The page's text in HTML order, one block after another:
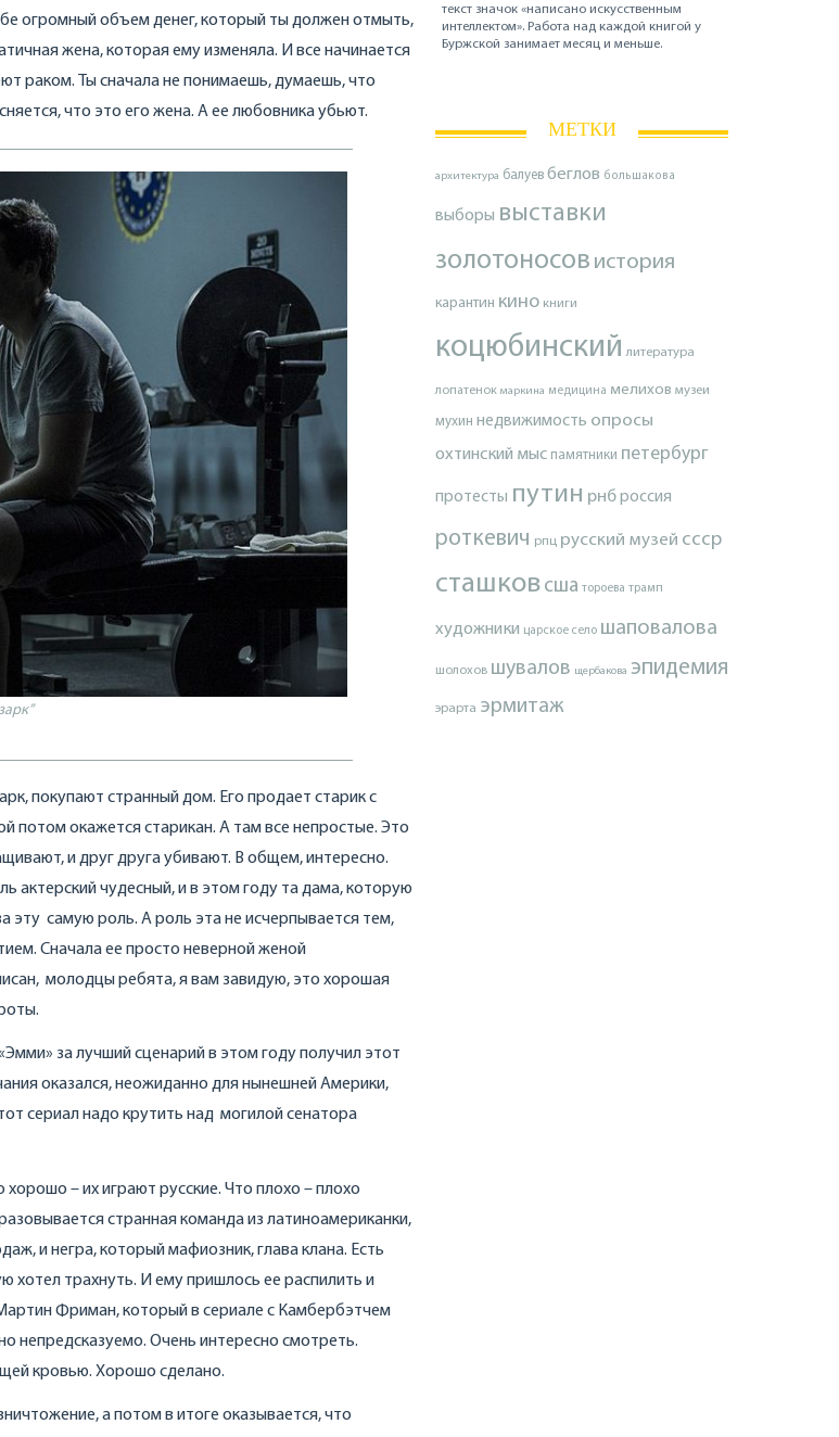
огромный объем денег, который ты должен отмыть,
жена, которая ему изменяла. И все начинается
раком. Ты сначала не понимаешь, думаешь, что
что это его жена. А ее любовника убьют.
покупают странный дом. Его продает старик с
потом окажется старикан. А там все непростые. Это
и друг друга убивают. В общем, интересно.
чудесный, и в этом году та дама, которую
эту самую роль. А роль эта не исчерпывается тем,
Сначала ее просто неверной женой
молодцы ребята, я вам завидую, это хорошая
за лучший сценарий в этом году получил этот
оказался, неожиданно для нынешней Америки,
сериал надо крутить над могилой сенатора
– их играют русские. Что плохо – плохо
странная команда из латиноамериканки,
и негра, который мафиозник, глава клана. Есть
хотел трахнуть. И ему пришлось ее распилить и
Фриман, который в сериале с Камбербэтчем
непредсказуемо. Очень интересно смотреть.
кровью. Хорошо сделано.
а потом в итоге оказывается, что
текст значок «написано искусственным
интеллектом». Работа над каждой книгой у
Буржской занимает месяц и меньше.
МЕТКИ
архитектура балуев беглов большакова
выборы выставки
золотоносов история
карантин кино книги
коцюбинский литература
лопатенок маркина медицина мелихов музеи
мухин недвижимость опросы
охтинский мыс памятники петербург
протесты путин рнброссия
роткевич рпц русский музей ссср
сташков сша тороева трамп
художники царское село шаповалова
шолохов шувалов щербакова эпидемия
эрарта эрмитаж